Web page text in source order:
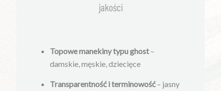
jakości
Topowe manekiny typu ghost–
damskie, męskie, dziecięce
Transparentność i terminowość– jasny